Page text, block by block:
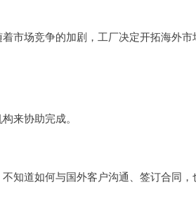
市场竞争的加剧，工厂决定开拓海外市
来协助完成。
知道如何与国外客户沟通、签订合同，